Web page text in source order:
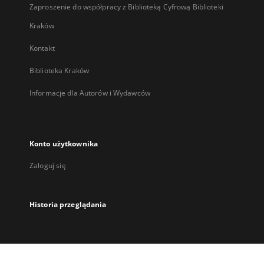
Zaproszenie do współpracy z Biblioteką Cyfrową Biblioteki
Kraków
Kontakt
Biblioteka Kraków
Informacje dla Autorów i Wydawców
Konto użytkownika
Zaloguj się
Historia przeglądania